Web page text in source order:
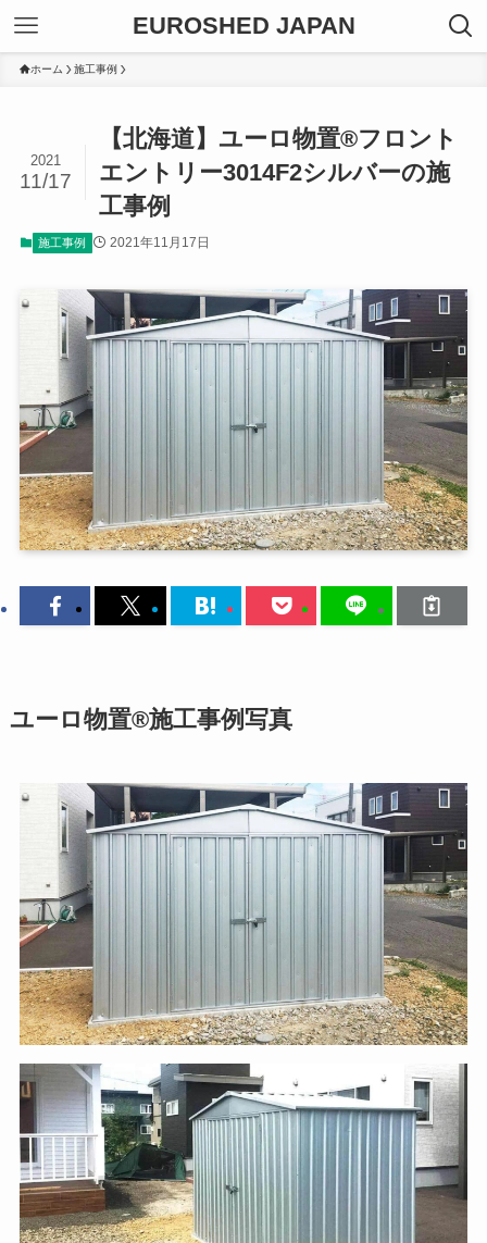
EUROSHED JAPAN
ホーム 施工事例
【北海道】ユーロ物置®フロント
エントリー3014F2シルバーの施
工事例
2021
11/17
施工事例 2021年11月17日
ユーロ物置®施工事例写真